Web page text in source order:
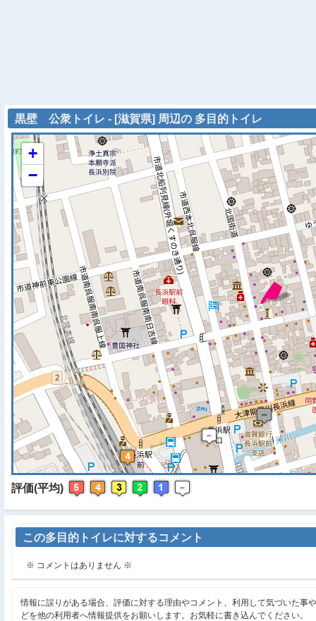
黒壁 公衆トイレ - [滋賀県] 周辺の 多目的トイレ
※ マップを検索、表示中
+
−
評価(平均)
この多目的トイレに対するコメント
※ コメントはありません ※
情報に誤りがある場合、評価に対する理由やコメント、利用して気づいた事
どを他の利用者へ情報提供をお願いします。お気軽に書き込んでください。